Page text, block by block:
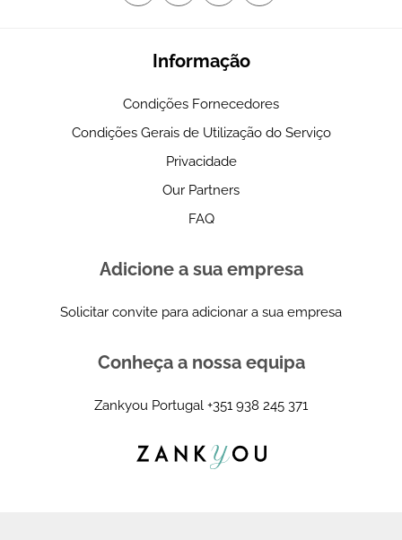
Informação
Condições Fornecedores
Condições Gerais de Utilização do Serviço
Privacidade
Our Partners
FAQ
Adicione a sua empresa
Solicitar convite para adicionar a sua empresa
Conheça a nossa equipa
Zankyou Portugal +351 938 245 371